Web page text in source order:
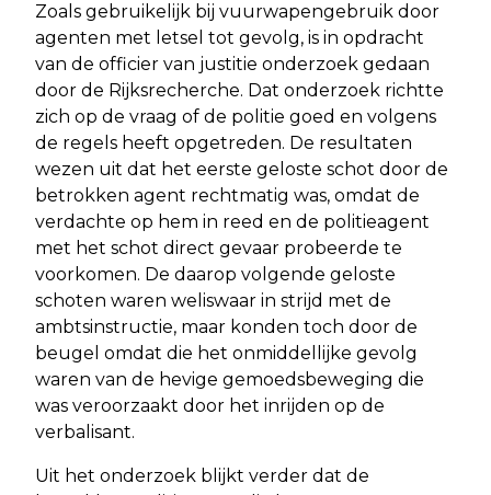
Zoals gebruikelijk bij vuurwapengebruik door
agenten met letsel tot gevolg, is in opdracht
van de officier van justitie onderzoek gedaan
door de Rijksrecherche. Dat onderzoek richtte
zich op de vraag of de politie goed en volgens
de regels heeft opgetreden. De resultaten
wezen uit dat het eerste geloste schot door de
betrokken agent rechtmatig was, omdat de
verdachte op hem in reed en de politieagent
met het schot direct gevaar probeerde te
voorkomen. De daarop volgende geloste
schoten waren weliswaar in strijd met de
ambtsinstructie, maar konden toch door de
beugel omdat die het onmiddellijke gevolg
waren van de hevige gemoedsbeweging die
was veroorzaakt door het inrijden op de
verbalisant.
Uit het onderzoek blijkt verder dat de